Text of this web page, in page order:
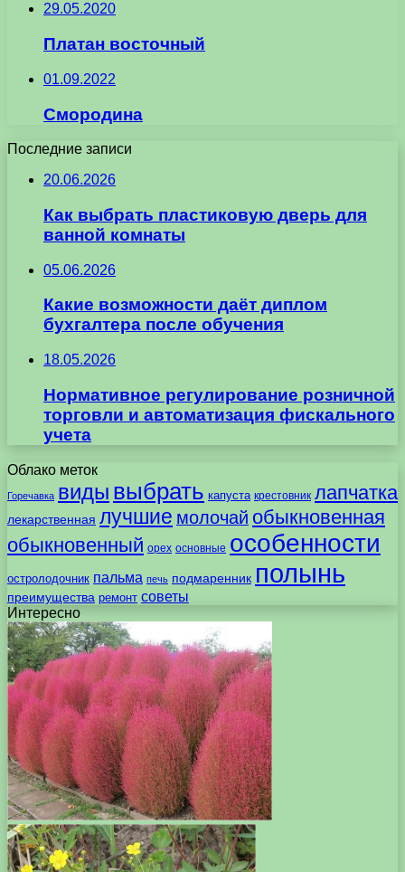
29.05.2020
Платан восточный
01.09.2022
Смородина
Последние записи
20.06.2026
Как выбрать пластиковую дверь для
ванной комнаты
05.06.2026
Какие возможности даёт диплом
бухгалтера после обучения
18.05.2026
Нормативное регулирование розничной
торговли и автоматизация фискального
учета
Облако меток
Горечавка виды выбрать капуста крестовник лапчатка
лекарственная лучшие молочай обыкновенная
обыкновенный орех основные особенности
остролодочник пальма печь подмаренник полынь
преимущества ремонт советы
Интересно